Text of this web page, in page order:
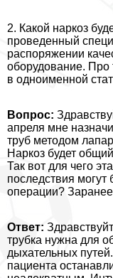
2. Какой наркоз
проведенный
распоряжении
оборудование. Про
в одноименной
Вопрос:
апреля мне
труб методом
Наркоз будет
Так вот для чего
последствия могут
операции?
Ответ:
трубка нужна для
дыхательных
пациента